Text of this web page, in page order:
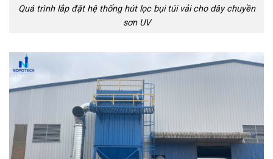
Quá trình lắp đặt hệ thống hút lọc bụi túi vải cho dây chuyền
sơn UV